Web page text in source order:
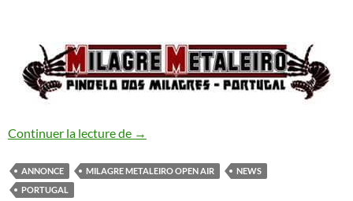
Continuer la lecture de Milagre Metaleiro Open Air Festival
→
ANNONCE MILAGRE METALEIRO OPEN AIR
NEWS
PORTUGAL